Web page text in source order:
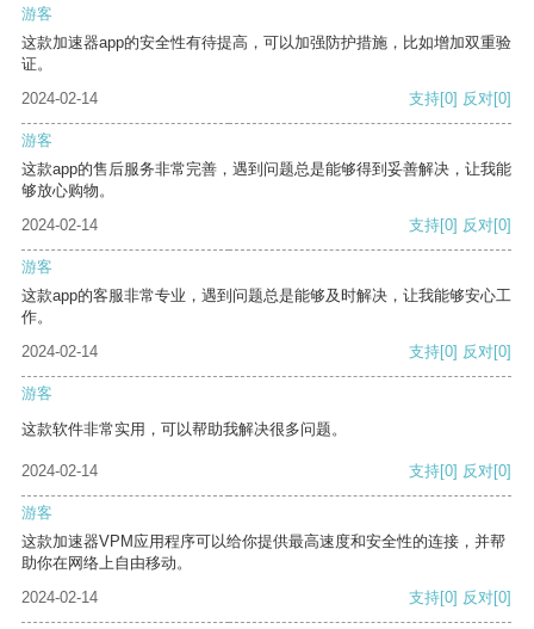
游客
这款加速器app的安全性有待提高，可以加强防护措施，比如增加双重验
证。
2024-02-14
支持[0] 反对[0]
游客
这款app的售后服务非常完善，遇到问题总是能够得到妥善解决，让我能
够放心购物。
2024-02-14
支持[0] 反对[0]
游客
这款app的客服非常专业，遇到问题总是能够及时解决，让我能够安心工
作。
2024-02-14
支持[0] 反对[0]
游客
这款软件非常实用，可以帮助我解决很多问题。
2024-02-14 支持[0] 反对[0]
游客
这款加速器VPM应用程序可以给你提供最高速度和安全性的连接，并帮
助你在网络上自由移动。
2024-02-14
支持[0] 反对[0]